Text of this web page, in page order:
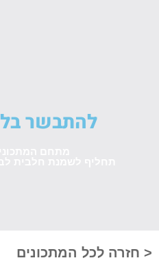
להתבשר
< חזרה לכל המתכונים